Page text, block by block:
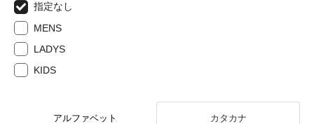
指定なし
MENS
LADYS
KIDS
アルファベット カタカナ